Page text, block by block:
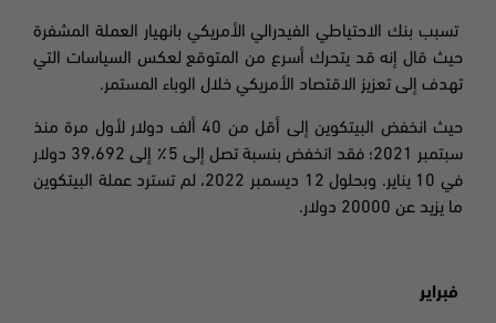
تسبب بنك الاحتياطي الفيدرالي الأمريكي بانهيار العملة المشفرة
حيث قال إنه قد يتحرك أسرع من المتوقع لعكس السياسات التي
تهدف إلى تعزيز الاقتصاد الأمريكي خلال الوباء المستمر.
حيث انخفض البيتكوين إلى أقل من 40 ألف دولار لأول مرة منذ
سبتمبر
2021؛
فقد انخفض بنسبة تصل إلى 5٪ إلى 39،692 دولار
في 10 يناير. وبحلول 12 ديسمبر
2022،
لم تسترد عملة البيتكوين
ما يزيد عن 20000 دولار
.
فبراير